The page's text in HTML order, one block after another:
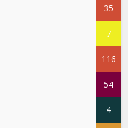
35
7
116
54
4